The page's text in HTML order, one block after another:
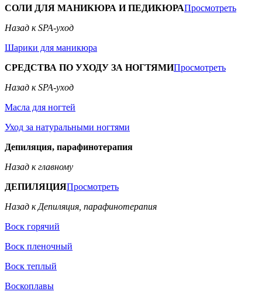
СОЛИ ДЛЯ МАНИКЮРА И ПЕДИКЮРАПросмотреть
Назад к SPA-уход
Шарики для маникюра
СРЕДСТВА ПО УХОДУ ЗА НОГТЯМИПросмотреть
Назад к SPA-уход
Масла для ногтей
Уход за натуральными ногтями
Депиляция, парафинотерапия
Назад к главному
ДЕПИЛЯЦИЯПросмотреть
Назад к Депиляция, парафинотерапия
Воск горячий
Воск пленочный
Воск теплый
Воскоплавы